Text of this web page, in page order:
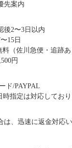
先案内
後2〜3日以内
15日
料（佐川急便・追跡あ
円
ド/PAYPAL
指定は対応しており
、迅速に返金対応い